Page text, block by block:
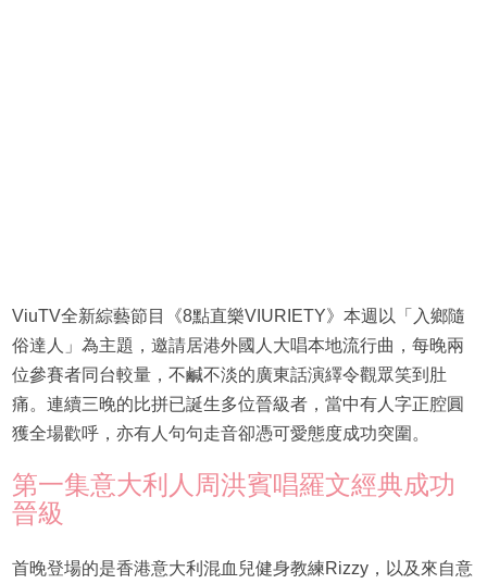
ViuTV全新綜藝節目《8點直樂VIURIETY》本週以「入鄉隨
俗達人」為主題，邀請居港外國人大唱本地流行曲，每晚兩
位參賽者同台較量，不鹹不淡的廣東話演繹令觀眾笑到肚
痛。連續三晚的比拼已誕生多位晉級者，當中有人字正腔圓
獲全場歡呼，亦有人句句走音卻憑可愛態度成功突圍。
第一集意大利人周洪賓唱羅文經典成功
晉級
首晚登場的是香港意大利混血兒健身教練Rizzy，以及來自意